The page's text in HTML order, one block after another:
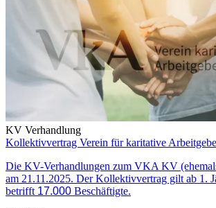
KV Verhandlung
Kollektivvertrag Verein für karitative
Die KV-Verhandlungen zum VKA KV
am 21.11.2025. Der Kollektivvertrag gilt ab 1.
betrifft 17.000 Beschäftigte.